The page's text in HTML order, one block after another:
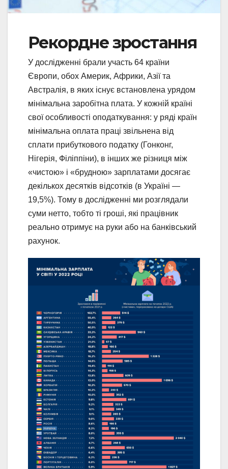
Рекордне зростання
У дослідженні брали участь 64 країни
Європи, обох Америк, Африки, Азії та
Австралія, в яких існує встановлена урядом
мінімальна заробітна плата. У кожній країні
свої особливості оподаткування: у ряді країн
мінімальна оплата праці звільнена від
сплати прибуткового податку (Гонконг,
Нігерія, Філіппіни), в інших же різниця між
«чистою» і «брудною» зарплатами досягає
декількох десятків відсотків (в Україні —
19,5%). Тому в дослідженні ми розглядали
суми нетто, тобто ті гроші, які працівник
реально отримує на руки або на банківський
рахунок.